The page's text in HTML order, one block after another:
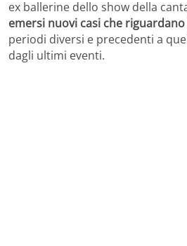
ex ballerine dello show della
emersi nuovi casi che
periodi diversi e precedenti a
dagli ultimi eventi.